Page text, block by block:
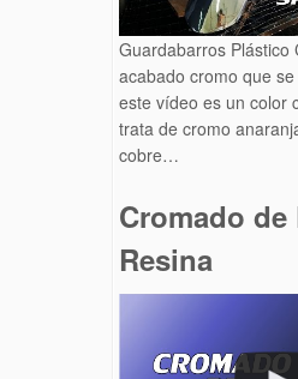
Guardabarros Plástico
acabado cromo que
este vídeo es un color
trata de cromo
cobre…
Cromado de
Resina